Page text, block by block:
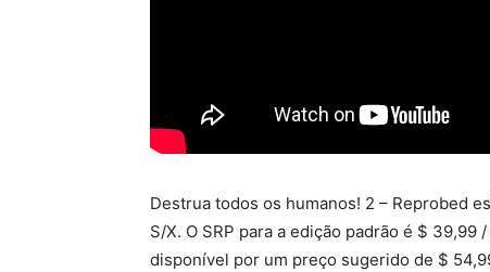
Destrua todos os humanos! 2 – Reprobed
S/X. O SRP para a edição padrão é $
disponível por um preço sugerido de $